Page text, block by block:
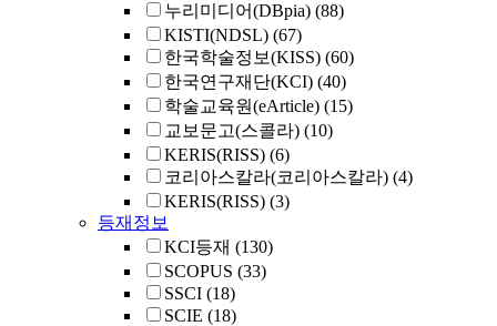
누리미디어(DBpia) (88)
KISTI(NDSL) (67)
한국학술정보(KISS) (60)
한국연구재단(KCI) (40)
학술교육원(eArticle) (15)
교보문고(스콜라) (10)
KERIS(RISS) (6)
코리아스칼라(코리아스칼라) (4)
KERIS(RISS) (3)
등재정보
KCI등재 (130)
SCOPUS (33)
SSCI (18)
SCIE (18)